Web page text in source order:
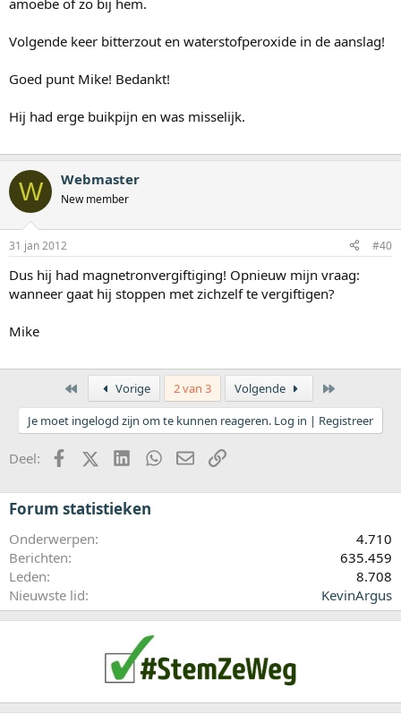
amoebe of zo bij hem.
Volgende keer bitterzout en waterstofperoxide in de aanslag!
Goed punt Mike! Bedankt!
Hij had erge buikpijn en was misselijk.
W Webmaster
New member
31 jan 2012 #40
Dus hij had magnetronvergiftiging! Opnieuw mijn vraag:
wanneer gaat hij stoppen met zichzelf te vergiftigen?
Mike
Eerste Vorige 2 van 3 Volgende
Je moet ingelogd zijn om te kunnen reageren. Log in | Registreer
Deel: FacebookX (Twitter)LinkedInWhatsApp
E-mailkoppeling
Forum statistieken
Onderwerpen
4.710
Berichten
635.459
Leden
8.708
Nieuwste lid
KevinArgus